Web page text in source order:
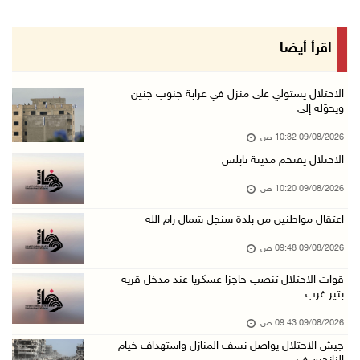
الاحتلال يطلق النار على راعي أغنام في إذنا وي ...
الملتقى الثاني لـ"شعراء من أجل فلسطين" في الأ ...
09/آب/2026 09:13 ص
مستعمرون إرهابيون يحرقون مسكنا بمسافر يطا جنو ...
أسعار العملات مقابل الشيقل
09/آب/2026 08:44 ص
الاحتلال يقتحم عدة قرى في نابلس ويداهم منازل ...
أبرز عناوين الصحف الفلسطينية
09/آب/2026 08:32 ص
مستعمرون إرهابيون يسرقون جرارا زراعيا من بيت ...
اقرأ أيضا
الاحتلال يستولي على منزل في عرابة جنوب جنين
ويحوّله إلى
09/08/2026 10:32 ص
الاحتلال يقتحم مدينة نابلس
09/08/2026 10:20 ص
اعتقال مواطنين من بلدة سنجل شمال رام الله
09/08/2026 09:48 ص
قوات الاحتلال تنصب حاجزا عسكريا عند مدخل قرية
بتير غرب
09/08/2026 09:43 ص
جيش الاحتلال يواصل نسف المنازل واستهداف خيام